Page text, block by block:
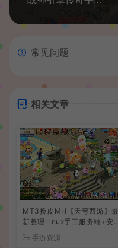
常见问题
相关文章
MT3换皮MH【天穹西游】最
新整理Linux手工服务端+安
建教程+全套源码+视频教程
手游资源